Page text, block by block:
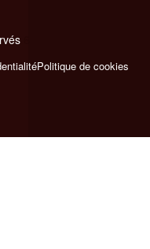
Politique de cookies